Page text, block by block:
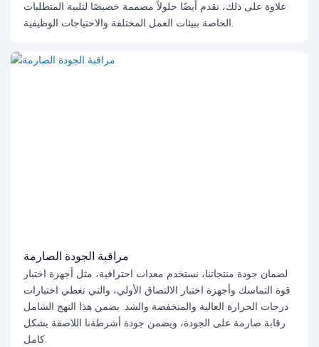
علاوة على ذلك، نقدم أيضًا حلولاً مصممة خصيصًا لتلبية المتطلبات
الخاصة ببيئات العمل المختلفة والاحتياجات الوظيفية.
مراقبة الجودة الصارمة
لضمان جودة منتجاتنا، نستخدم معدات احترافية، مثل أجهزة اختبار
قوة التماسك وأجهزة اختبار الالتصاق الأولي، والتي تغطي اختبارات
درجات الحرارة العالية والمنخفضة والشد. يضمن هذا النهج الشامل
رقابة صارمة على الجودة، ويضمن جودة أشرطةنا اللاصقة بشكل
كامل.